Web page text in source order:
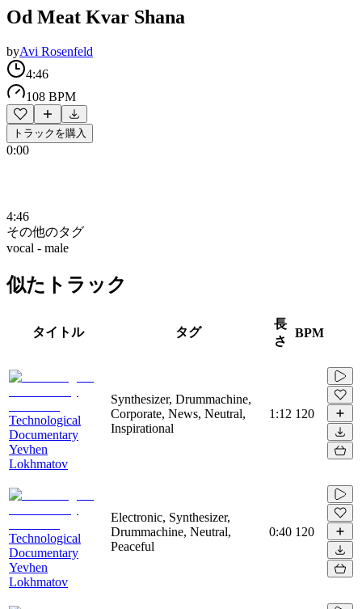
Od Meat Kvar Shana
byAvi Rosenfeld
4:46
108 BPM
トラックを購入
0:00
4:46
その他のタグ
vocal - male
似たトラック
タイトル タグ
長
さ
BPM
Technological
Documentary
Yevhen
Lokhmatov
Synthesizer, Drummachine,
Corporate, News, Neutral,
Inspirational
1:12 120
Technological
Documentary
Yevhen
Lokhmatov
Electronic, Synthesizer,
Drummachine, Neutral,
Peaceful
0:40 120